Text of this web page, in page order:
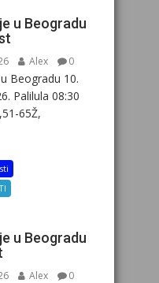
u Beogradu
Alex 0
Beogradu 10.
Palilula 08:30
65Ž,
u Beogradu
Alex 0